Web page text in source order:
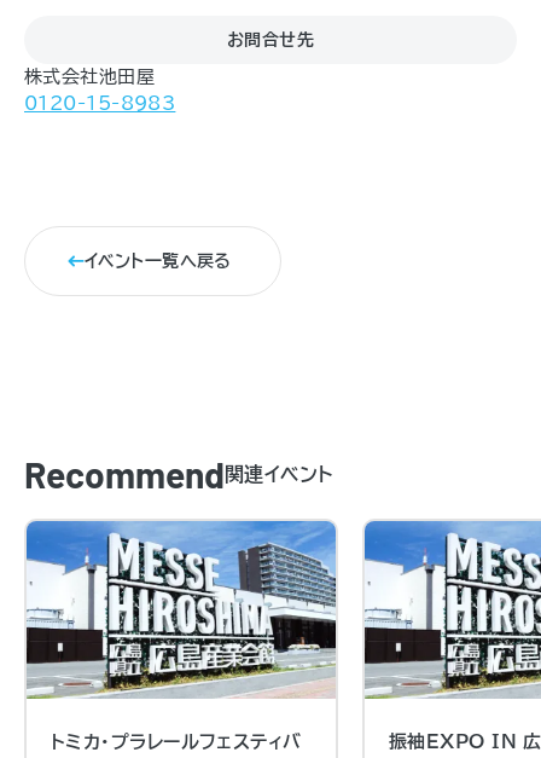
お問合せ先
株式会社池田屋
0120-15-8983
イベント一覧へ戻る
Recommend関連イベント
トミカ・プラレールフェスティバ
振袖EXPO IN 広